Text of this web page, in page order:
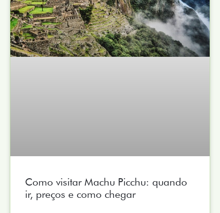
Como visitar Machu Picchu: quando
ir, preços e como chegar